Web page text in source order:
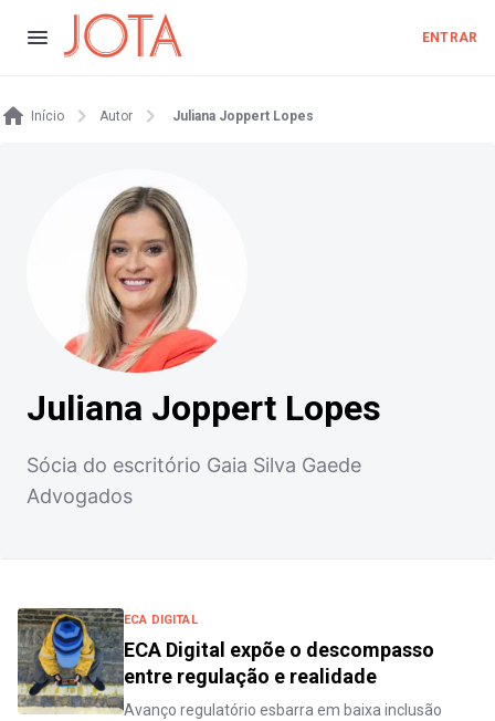
ENTRAR
Início Autor Juliana Joppert Lopes
Juliana Joppert Lopes
Sócia do escritório Gaia Silva Gaede
Advogados
ECA DIGITAL
ECA Digital expõe o descompasso
entre regulação e realidade
Avanço regulatório esbarra em baixa inclusão